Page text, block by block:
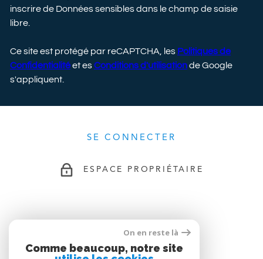
inscrire de Données sensibles dans le champ de saisie
libre.
Ce site est protégé par reCAPTCHA, les Politiques de
Confidentialitéet esConditions d'utilisationde Google
s'appliquent.
SE CONNECTER
ESPACE PROPRIÉTAIRE
ADHÉRENTS
On en reste là
Comme beaucoup, notre site